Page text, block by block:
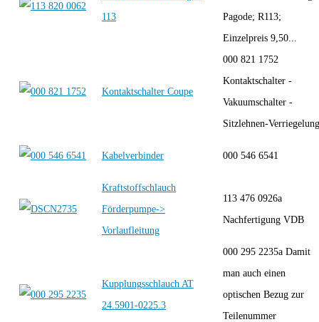
113
Pagode; R113;
Einzelpreis 9,50...
Kontaktschalter Coupe
000 821 1752
Kontaktschalter -
Vakuumschalter -
Sitzlehnen-Verriegelung
Kabelverbinder 000 546 6541
Kraftstoffschlauch
Förderpumpe->
Vorlaufleitung
113 476 0926a
Nachfertigung VDB
Kupplungsschlauch AT
24.5901-0225.3
000 295 2235a Damit
man auch einen
optischen Bezug zur
Teilenummer